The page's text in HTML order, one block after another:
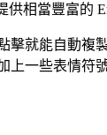
供相當豐富
擊就能自動複
一些表情符